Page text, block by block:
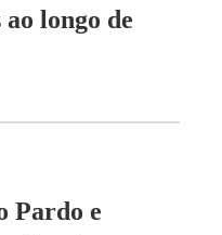
longo de
Pardo e